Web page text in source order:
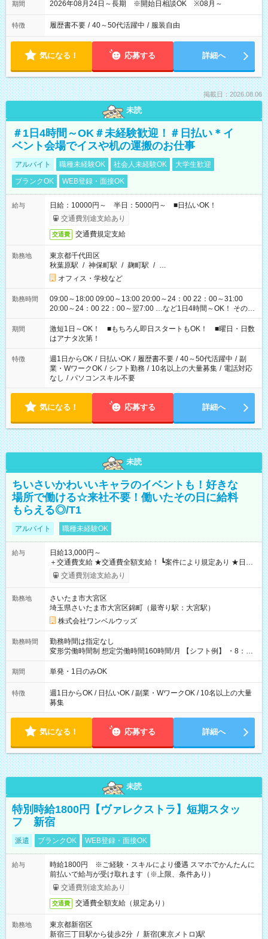
期間 2026年08月24日～長期 ※開始日相談OK ※08月～
特徴 履歴書不要 / 40～50代活躍中 / 服装自由
気になる！ 応募する 詳細へ
掲載日：2026.08.06
未読
＃1日4時間～OK＃未経験歓迎！＃日払い＊イ
ベント会場でイスや机の運搬のお仕事
アルバイト 職種未経験OK 社会人未経験OK
大学生歓迎
ブランクOK
WEB登録・面接OK
給与
日給：10000円～ 半日：5000円～ ■日払いOK！
交通費別途支給あり
交通費 交通費規定支給
勤務地
東京都千代田区
秋葉原駅 / 神保町駅 / 麹町駅 / …
オフィス・学校など
勤務時間
09:00～18:00 09:00～13:00 20:00～24：00 22：00～31:00
20:00～24：00 22：00～翌7:00 …など1日4時間～OK！ その他
シフトもございます！ お気軽にご相談ください！
期間
激短1日～OK！ ■もちろん即日スタートもOK！ ■曜日・日数
はアナタ次第！
特徴 週1日からOK / 日払いOK / 履歴書不要 / 40～50代活躍中 / 副
業・WワークOK / シフト勤務 / 10名以上の大量募集 / 電話対応
なし / パソコンスキル不要
気になる！ 応募する 詳細へ
未読
ちいさいかわいいキャラのイベントも！好きな
場所で働ける☆来社不要！働いたその日に給料
もらえる◎/T1
アルバイト 職種未経験OK
給与
日給13,000円～
＋交通費支給 ★交通費全額支給！ ┗案件により規定あり ★日払
いOK！（規定あり） ┗働いたその日に現金GET♪ お仕事後はコ
ンビニATMから 日払い分を引き落とせます！ 【試用期間】試
交通費別途支給あり
勤務地
さいたま市大宮区
埼玉県さいたま市大宮区錦町（最寄り駅：大宮駅）
株式会社ワンベルウッズ
勤務時間
勤務時間は指定なし
変形労働時間制 想定労働時間160時間/月 【シフト例】 ・8：00
～21：00
期間 単発・1日のみOK
特徴
週1日からOK / 日払いOK / 副業・WワークOK / 10名以上の大量
募集
気になる！ 応募する 詳細へ
未読
特別時給1800円【ヴァレクストラ】短期スタッ
フ 新宿
派遣 ブランクOK WEB登録・面接OK
給与
時給1800円 ※ご経験・スキルにより優遇 スマホでかんたんに
前払いで給与が受け取れます（※上限、条件あり）
交通費別途支給あり
交通費 交通費全額支給（規定あり）
勤務地
東京都新宿区
新宿三丁目駅から徒歩2分 / 新宿(東京メトロ)駅